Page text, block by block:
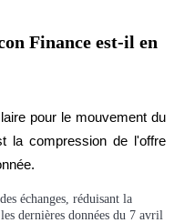
à terme
Finance est-il en
pour le mouvement du
la compression de l'offre
échanges, réduisant la
dernières données du 7 avril